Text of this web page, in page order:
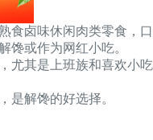
食卤味休闲肉类零食，口
馋或作为网红小吃。
尤其是上班族和喜欢小吃
是解馋的好选择。